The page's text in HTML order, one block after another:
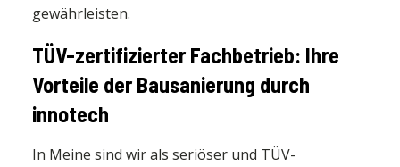
gewährleisten.
TÜV-zertifizierter Fachbetrieb: Ihre
Vorteile der Bausanierung durch
innotech
In Meine sind wir als seriöser und TÜV-